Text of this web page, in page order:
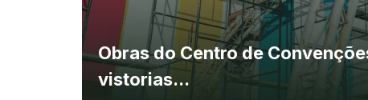
Obras do Centro de
vistorias...